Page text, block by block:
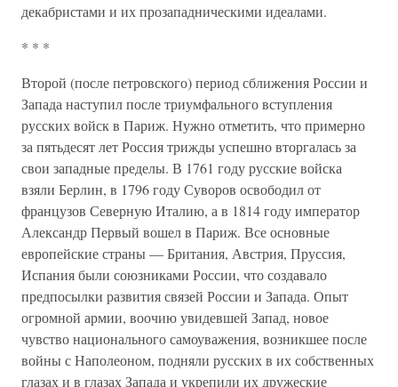
декабристами и их прозападническими идеалами.
* * *
Второй (после петровского) период сближения России и
Запада наступил после триумфального вступления
русских войск в Париж. Нужно отметить, что примерно
за пятьдесят лет Россия трижды успешно вторгалась за
свои западные пределы. В 1761 году русские войска
взяли Берлин, в 1796 году Суворов освободил от
французов Северную Италию, а в 1814 году император
Александр Первый вошел в Париж. Все основные
европейские страны — Британия, Австрия, Пруссия,
Испания были союзниками России, что создавало
предпосылки развития связей России и Запада. Опыт
огромной армии, воочию увидевшей Запад, новое
чувство национального самоуважения, возникшее после
войны с Наполеоном, подняли русских в их собственных
глазах и в глазах Запада и укрепили их дружеские